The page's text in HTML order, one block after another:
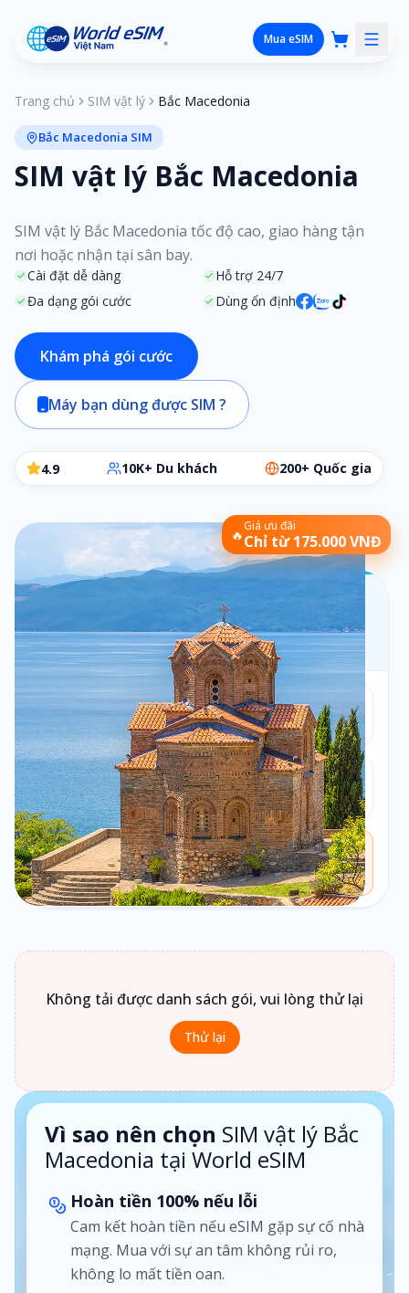
Mua eSIM
Trang chủ SIM vật lý Bắc Macedonia
Bắc Macedonia SIM
SIM vật lý Bắc Macedonia
SIM vật lý Bắc Macedonia tốc độ cao, giao hàng tận
nơi hoặc nhận tại sân bay.
Cài đặt dễ dàng
Hỗ trợ 24/7
Đa dạng gói cước
Dùng ổn định
Khám phá gói cước
Máy bạn dùng được SIM ?
4.9 10K+ Du khách 200+ Quốc gia
🔥Giá ưu đãi
Chỉ từ 175.000 VNĐ
Chọn gói SIM phù hợp
Các bước đơn giản để chọn đúng gói cần dùng
Bộ lọc: 1 ngày • Theo ngày
Số ngày
ngày
2
Loại gói
Theo ngày
Chưa biết chọn loại gói nào?
Bấm vàoLoại góiđể xem gợi ý phù hợp theo nhu cầu sử
dụng.
Không tải được danh sách gói, vui lòng thử lại
Thử lại
Vì sao nên chọn SIM vật lý Bắc
Macedonia tại World eSIM
Hoàn tiền 100% nếu lỗi
Cam kết hoàn tiền nếu eSIM gặp sự cố nhà
mạng. Mua với sự an tâm không rủi ro,
không lo mất tiền oan.